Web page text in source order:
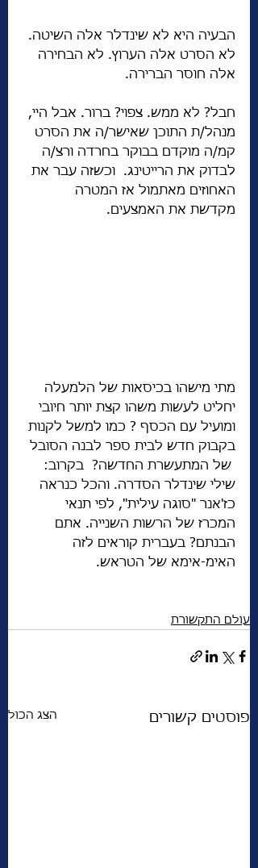
הבעיה היא לא שינדלר אלה השיטה.
לא הסרט אלה הערוץ. לא הבחירה
אלה חוסר הברירה.
חבל? לא ממש. צפוי? ברור. אבל היי,
מנהל/ת התוכן שאישר/ה את הסרט
קמ/ה מוקדם בבוקר בחרדה ורצ/ה
לבדוק את הרייטינג.  וכשזה עבר את
האחוזים מאתמול אז המטרה
מקדשת את האמצעים.
מתי מישהו בכיסאות של הלמעלה
יחליט לעשות משהו קצת יותר חיובי
ומועיל עם הכסף ? כמו למשל לקנות
בקבוק חדש לבית ספר לבנה הסובל
של המתעשרת החדשה?  בקרוב:
שילי שינדלר הסדרה. והכל כנראה
כז'אנר "סוגה עילית", לפי תנאי
המכרז של הרשות השנייה. אתם
הבנתם? בעברית קוראים לזה
האימ-אימא של הטראש.
עולם התקשורת
פוסטים קשורים הצג הכול